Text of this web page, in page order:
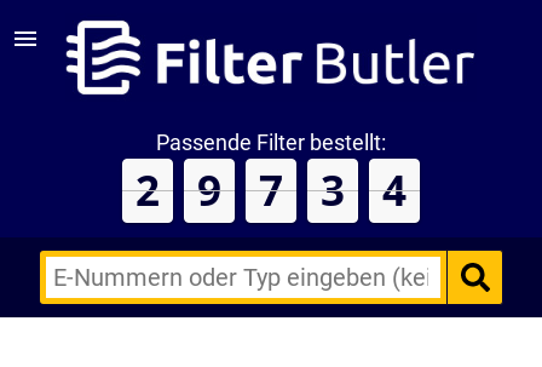
Passende Filter bestellt:
2 9 7 3 4
E-